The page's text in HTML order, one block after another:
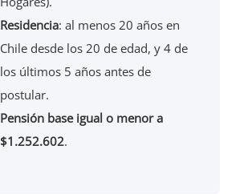
Residencia: al menos 20 años en
Chile desde los 20 de edad, y 4 de
los últimos 5 años antes de
postular.
Pensión base igual o menor a
$1.252.602.